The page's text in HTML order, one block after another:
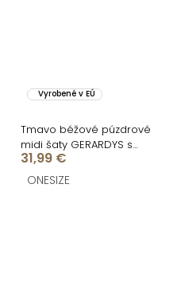
Vyrobené v EÚ
Tmavo béžové púzdrové
midi šaty GERARDYS s
opaskom
31,99 €
ONESIZE